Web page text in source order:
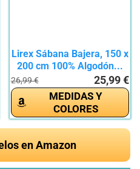
Lirex Sábana Bajera, 150 x
200 cm 100% Algodón...
26,99 € 25,99 €
MEDIDAS Y
COLORES
en Amazon